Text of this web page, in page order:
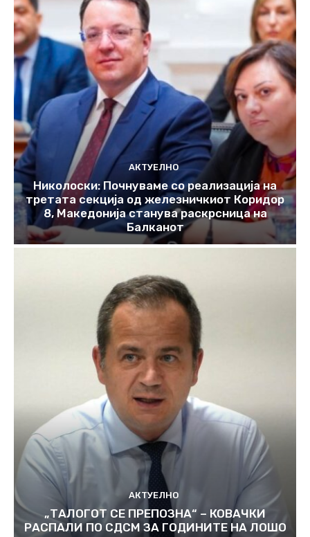
АКТУЕЛНО
Николоски: Почнуваме со реализација на
третата секција од железничкиот Коридор
8, Македонија станува раскрсница на
Балканот
АКТУЕЛНО
„ТАЛОГОТ СЕ ПРЕПОЗНА“ – КОВАЧКИ
РАСПАЛИ ПО СДСМ ЗА ГОДИНИТЕ НА ЛОШО